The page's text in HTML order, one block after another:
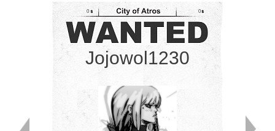
0
Jojowol1230
0